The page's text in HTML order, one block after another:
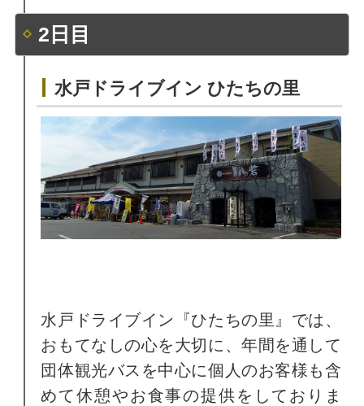
2日目
水戸ドライブイン ひたちの里
水戸ドライブイン『ひたちの里』では、
おもてなしの心を大切に、年間を通して
団体観光バスを中心に個人のお客様も含
めて休憩やお食事の提供をしておりま